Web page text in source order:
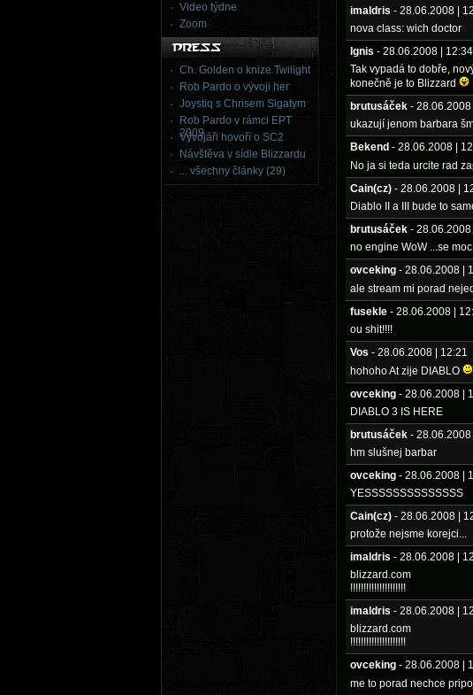
Video týdne
Zoom
Ch. Golden o knize Twilight
Rob Pardo o vývoji her
Joystiq s Chrisem Sigatym
Rob Pardo v rámci EPT
2009
Vývojáři hovoří o SC2
Návštěva v sídle Blizzardu
... všechny články (29)
imaldris - 28.06.2008 |
nova class: wich doctor
Ignis - 28.06.2008 |
Tak vypadá to dobře,
konečně je to Blizzard
brutusáček -
ukazují jenom barbara
Bekend - 28.06.2008 |
No ja si teda urcite rad
Cain(cz) - 28.06.2008 |
Diablo II a III bude to
brutusáček -
no engine WoW ...se
ovceking - 28.06.2008 |
ale stream mi porad
fusekle - 28.06.2008 |
ou shit!!!!
Vos - 28.06.2008 | 12:21
hohoho At zije DIABLO
ovceking - 28.06.2008 |
DIABLO 3 IS HERE
brutusáček -
hm slušnej barbar
ovceking - 28.06.2008 |
YESSSSSSSSSSSSSS
Cain(cz) - 28.06.2008 |
protože nejsme korejci...
imaldris - 28.06.2008 |
blizzard.com
!!!!!!!!!!!!!!!!!!!!!
imaldris - 28.06.2008 |
blizzard.com
!!!!!!!!!!!!!!!!!!!!!
ovceking - 28.06.2008 |
me to porad nechce